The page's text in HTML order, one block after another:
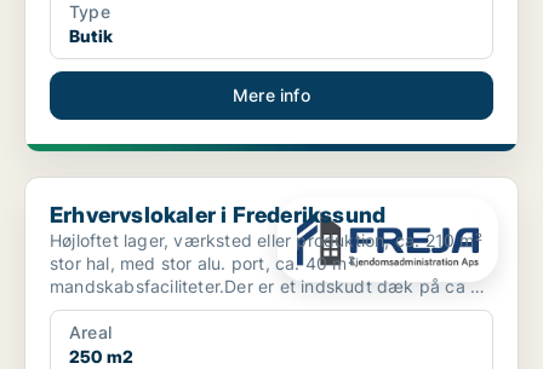
Type
Butik
Mere info
Erhvervslokaler i Frederikssund
Erhvervslokaler i Frederikssund
Højloftet lager, værksted eller produktion, ca. 210 m²
stor hal, med stor alu. port, ca. 40 m²
mandskabsfaciliteter.Der er et indskudt dæk på ca 40
m² som er...
Areal
250 m2